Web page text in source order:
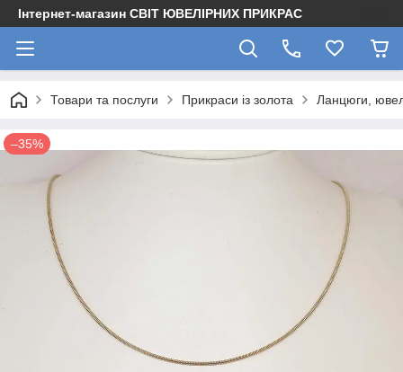
Інтернет-магазин СВІТ ЮВЕЛІРНИХ ПРИКРАС
Товари та послуги Прикраси із золота Ланцюги,
–35%